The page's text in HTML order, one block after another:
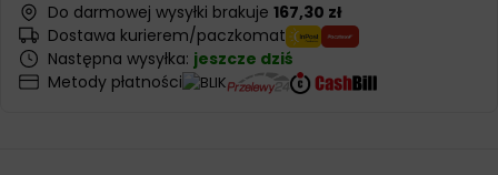
Do darmowej wysyłki brakuje 167,30 zł
Dostawa kurierem/paczkomat
Następna wysyłka: jeszcze dziś
Metody płatności